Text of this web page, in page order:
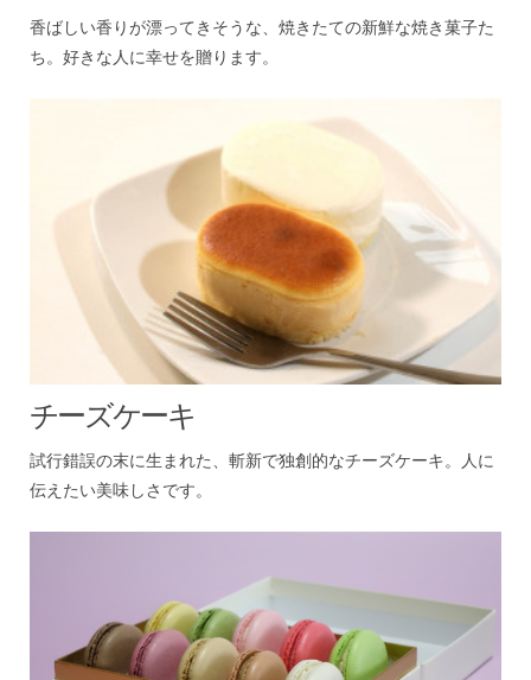
香ばしい香りが漂ってきそうな、焼きたての新鮮な焼き菓子た
ち。好きな人に幸せを贈ります。
チーズケーキ
試行錯誤の末に生まれた、斬新で独創的なチーズケーキ。人に
伝えたい美味しさです。